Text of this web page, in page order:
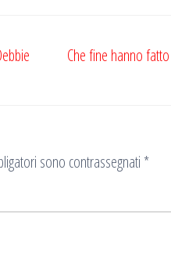
Che fine hanno
sono contrassegnati *